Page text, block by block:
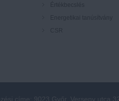
címe: 9023 Győr, Verseny utca 32.